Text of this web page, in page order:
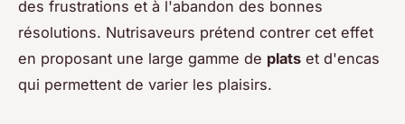
des frustrations et à l'abandon des bonnes
résolutions. Nutrisaveurs prétend contrer cet effet
en proposant une large gamme de plats et d'encas
qui permettent de varier les plaisirs.